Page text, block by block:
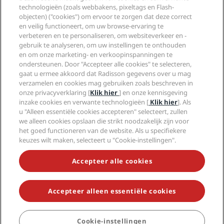
Radisson Hotels-app
Sports Approved-hotels
Gezinsvriendelijk hotels
Gezondheid en veiligheid
Media
Vacatures RHG
Vacatures PPHE
Vacatures EHL
The Club by RHG
Hotelontwikkeling
Duurzaam ondernemen
Inkoop
Privacycentrum
Juridische kennisgeving
Algemene voorwaarden voor Radisson Rewards
Gebruikersovereenkomst site
Digitale toegankelijkheid
Verklaring inzake moderne slavernij
Help
Waarschuwingen voor consumenten
Contactgegevens
Veelgestelde vragen
Sitemap
Social media
Radisson Hotels Brands
MIS NOOIT MEER ONZE POPULAIRSTE AANBIEDINGEN
© 2026 Radisson Hotel Group.Alle rechten voorbehouden. RHG
Radisson Hotel Group, Radisson, Radisson RED, Radisson Blu, Radisson
Collection, Radisson Individuals, Park Plaza, Park Inn, Country Inn &
Suites, Prize by Radisson, Radisson Rewards en Radisson Meetings zijn
technologieën (zoals webbakens, pixeltags en Flash-
objecten) ("cookies") om ervoor te zorgen dat deze correct
en veilig functioneert, om uw browse-ervaring te
verbeteren en te personaliseren, om websiteverkeer en -
gebruik te analyseren, om uw instellingen te onthouden
en om onze marketing- en verkoopinspanningen te
ondersteunen. Door "Accepteer alle cookies" te selecteren,
gaat u ermee akkoord dat Radisson gegevens over u mag
verzamelen en cookies mag gebruiken zoals beschreven in
onze privacyverklaring [Klik hier] en onze kennisgeving
inzake cookies en verwante technologieën [ Klik hier]. Als
u "Alleen essentiële cookies accepteren" selecteert, zullen
we alleen cookies opslaan die strikt noodzakelijk zijn voor
het goed functioneren van de website. Als u specifiekere
keuzes wilt maken, selecteert u "Cookie-instellingen".
Accepteer alle cookies
Accepteer alleen essentiële cookies
Cookie-instellingen